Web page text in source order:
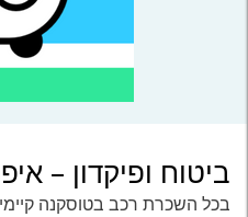
ביטוח ופיקדון –
בכל השכרת רכב בטוסקנה